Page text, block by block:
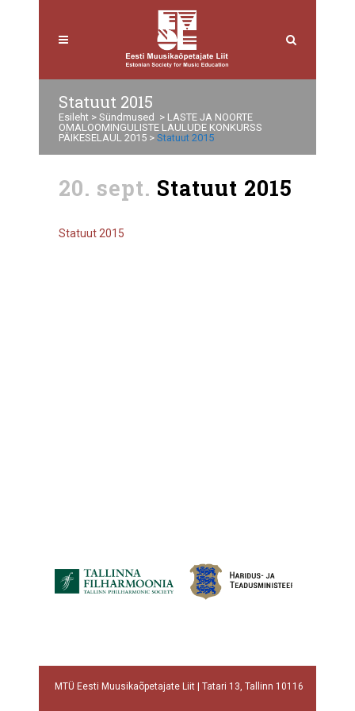
Statuut 2015
Esileht > Sündmused > LASTE JA NOORTE
OMALOOMINGULISTE LAULUDE KONKURSS
PÄIKESELAUL 2015 > Statuut 2015
20. sept. Statuut 2015
Statuut 2015
MTÜ Eesti Muusikaõpetajate Liit | Tatari 13, Tallinn 10116